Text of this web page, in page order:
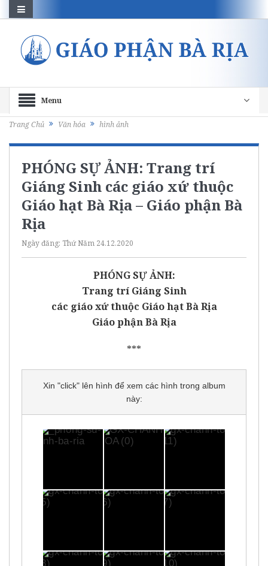
Menu
Trang Chủ Văn hóa hình ảnh
PHÓNG SỰ ẢNH: Trang trí
Giáng Sinh các giáo xứ thuộc
Giáo hạt Bà Rịa – Giáo phận Bà
Rịa
Ngày đăng: Thứ Năm 24.12.2020
PHÓNG SỰ ẢNH:
Trang trí Giáng Sinh
các giáo xứ thuộc Giáo hạt Bà Rịa
Giáo phận Bà Rịa
***
Xin "click" lên hình để xem các hình trong album
này: